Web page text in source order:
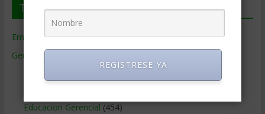
Temas de Gerencia
Empresas de Gerencia(38)
Gerencia
Ciencias Económicas(80)
Educacion Gerencial (454)
REGISTRESE YA